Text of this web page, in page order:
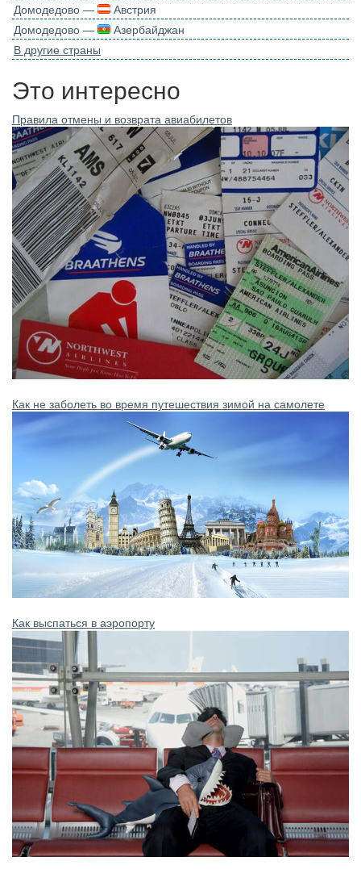
Домодедово —
Австрия
Домодедово —
Азербайджан
В другие страны
Это интересно
Правила отмены и возврата авиабилетов
Как не заболеть во время путешествия зимой на самолете
Как выспаться в аэропорту